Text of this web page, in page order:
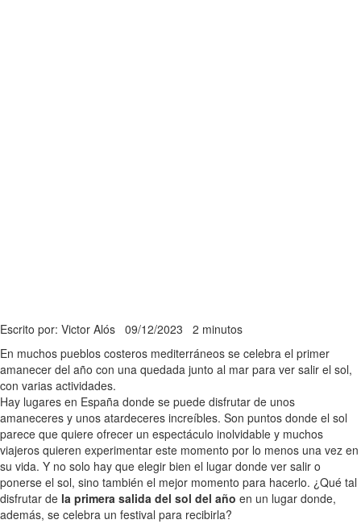
Escrito por: Victor Alós 09/12/2023 2 minutos
En muchos pueblos costeros mediterráneos se celebra el primer
amanecer del año con una quedada junto al mar para ver salir el sol,
con varias actividades.
Hay lugares en España donde se puede disfrutar de unos
amaneceres y unos atardeceres increíbles. Son puntos donde el sol
parece que quiere ofrecer un espectáculo inolvidable y muchos
viajeros quieren experimentar este momento por lo menos una vez en
su vida. Y no solo hay que elegir bien el lugar donde ver salir o
ponerse el sol, sino también el mejor momento para hacerlo. ¿Qué tal
disfrutar de la primera salida del sol del año en un lugar donde,
además, se celebra un festival para recibirla?